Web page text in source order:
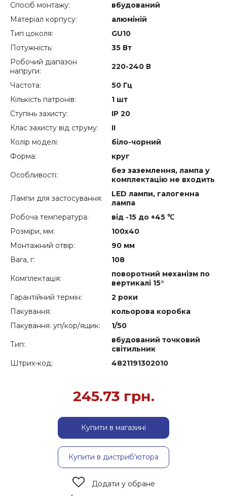
Спосіб монтажу:
вбудований
Матеріал корпусу:
алюміній
Тип цоколя:
GU10
Потужність:
35 Вт
Робочий діапазон
напруги:
220-240 В
Частота:
50 Гц
Кількість патронів:
1 шт
Ступінь захисту:
IP 20
Клас захисту від струму:
ІІ
Колір моделі:
біло-чорний
Форма:
круг
Особливості:
без заземлення, лампа у
комплектацію не входить
Лампи для застосування:
LED лампи, галогенна
лампа
Робоча температура:
від -15 до +45 ℃
Розміри, мм:
100х40
Монтажний отвір:
90 мм
Вага, г:
108
Комплектація:
поворотний механізм по
вертикалі 15°
Гарантійний термін:
2 роки
Пакування:
кольорова коробка
Пакування: уп/кор/ящик:
1/50
Тип:
вбудований точковий
світильник
Штрих-код:
4821191302010
245.73 грн.
Купити в магазині
Купити в дистриб'ютора
Додати у обране